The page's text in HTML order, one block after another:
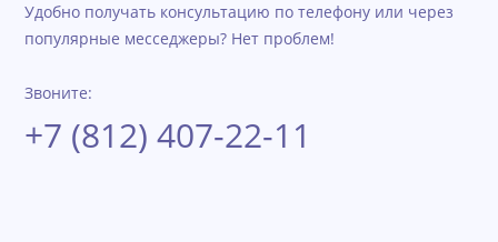
Удобно получать консультацию по телефону или через
популярные месседжеры? Нет проблем!
Звоните:
+7 (812) 407-22-11